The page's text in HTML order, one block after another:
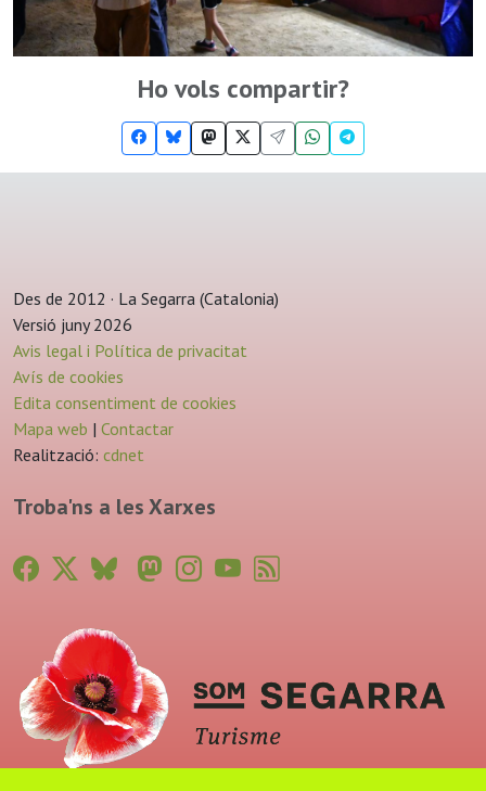
Ho vols compartir?
Des de 2012 · La Segarra (Catalonia)
Versió juny 2026
Avis legal i Política de privacitat
Avís de cookies
Edita consentiment de cookies
Mapa web | Contactar
Realització: cdnet
Troba'ns a les Xarxes